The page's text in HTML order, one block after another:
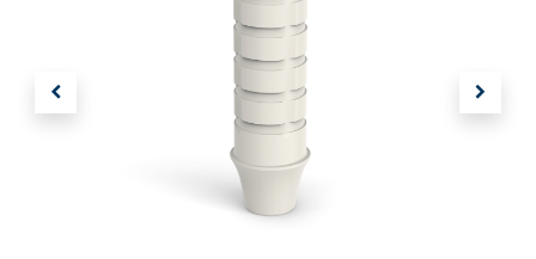
Nuestra tienda online se encuentra cerrada de
forma definitiva.
En este momento no se aceptan pedidos a
través del sitio web.
Para cualquier consulta o información
adicional, puedes ponerte en contacto con